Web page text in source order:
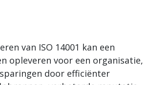
van ISO 14001 kan een
opleveren voor een organisatie,
door efficiënter